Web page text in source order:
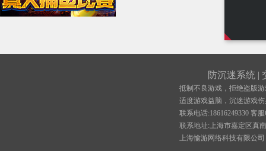
防沉迷系统 |
抵制不良游戏，拒绝盗版
适度游戏益脑，沉迷游戏
联系电话:18616249330 客服
联系地址:上海市嘉定区真
上海愉游网络科技有限公